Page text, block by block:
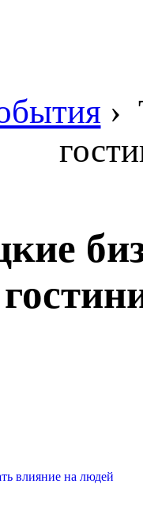
›
влияние на людей